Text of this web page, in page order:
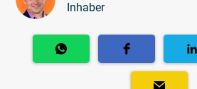
Inhaber